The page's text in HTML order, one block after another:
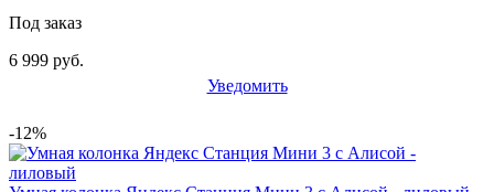
Под заказ
6 999 руб.
Уведомить
-12%